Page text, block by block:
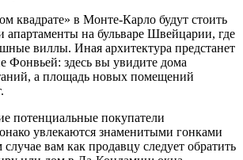
квадрате» в Монте-Карло будут стоить
апартаменты на бульваре Швейцарии, где
виллы. Иная архитектура предстанет
Фонвьей: здесь вы увидите дома
а площадь новых помещений
потенциальные покупатели
увлекаются знаменитыми гонками
вам как продавцу следует обратить